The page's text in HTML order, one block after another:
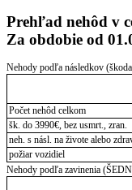
Prehľad nehôd v
Za obdobie od
Nehody podľa následkov
Počet nehôd celkom
šk. do 3990€, bez usmrt., zran.
neh. s násl. na živote alebo
požiar vozidiel
Nehody podľa zavinenia